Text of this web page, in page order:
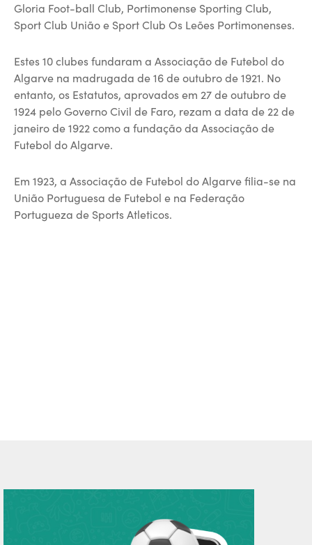
Gloria Foot-ball Club, Portimonense Sporting Club,
Sport Club União e Sport Club Os Leões Portimonenses.
Estes 10 clubes fundaram a Associação de Futebol do
Algarve na madrugada de 16 de outubro de 1921. No
entanto, os Estatutos, aprovados em 27 de outubro de
1924 pelo Governo Civil de Faro, rezam a data de 22 de
janeiro de 1922 como a fundação da Associação de
Futebol do Algarve.
Em 1923, a Associação de Futebol do Algarve filia-se na
União Portuguesa de Futebol e na Federação
Portugueza de Sports Atleticos.